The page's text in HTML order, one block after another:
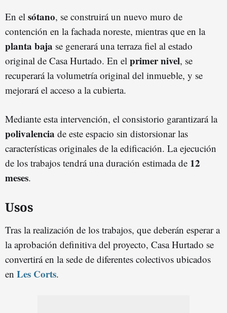
En el sótano, se construirá un nuevo muro de
contención en la fachada noreste, mientras que en la
planta baja se generará una terraza fiel al estado
original de Casa Hurtado. En el primer nivel, se
recuperará la volumetría original del inmueble, y se
mejorará el acceso a la cubierta.
Mediante esta intervención, el consistorio garantizará la
polivalencia de este espacio sin distorsionar las
características originales de la edificación. La ejecución
de los trabajos tendrá una duración estimada de 12
meses.
Usos
Tras la realización de los trabajos, que deberán esperar a
la aprobación definitiva del proyecto, Casa Hurtado se
convertirá en la sede de diferentes colectivos ubicados
en Les Corts.